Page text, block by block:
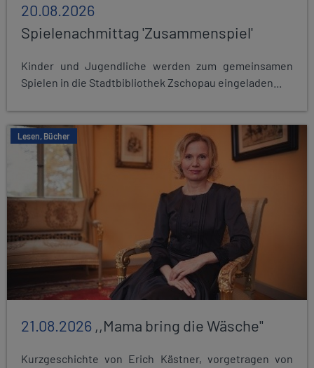
20.08.2026
Spielenachmittag 'Zusammenspiel'
Kinder und Jugendliche werden zum gemeinsamen
Spielen in die Stadtbibliothek Zschopau eingeladen...
Lesen, Bücher
21.08.2026 ,,Mama bring die Wäsche"
Kurzgeschichte von Erich Kästner, vorgetragen von